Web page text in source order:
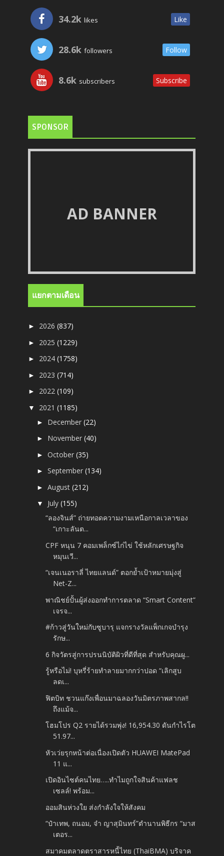
34.2k likes Like
28.6k followers Follow
8.6k subscribers Subscribe
SPONSOR
AD BANNER
แยกตามเดือน
► 2026(837)
► 2025(1229)
► 2024(1758)
► 2023(714)
► 2022(109)
▼ 2021(1185)
► December(22)
► November(40)
►October(35)
►September(134)
►August(212)
▼ July(155)
“ลองจินส์” ถ่ายทอดความงามเหนือกาลเวลาของ
“เกาะลันต...
CPF หนุน 7 คอมเพล็กซ์ไก่ไข่ ใช้หลักเศรษฐกิจ
หมุนเวี...
“เจนเนอราลี่ ไทยแลนด์” ตอกย้ำเป้าหมายมุ่งสู่
Net-Z...
พาณิชย์ปั้นผู้ส่งออกทำการตลาด “Smart Content”
เจรจ...
#ก้าวสู่วันใหม่กับซูบารุ แจกรางวัลแพ็กเกจบำรุง
รักษ...
6 กิจวัตรสู่การปรนนิบัติผิวที่ดีที่สุด สำหรับคุณผู...
รู้หรือไม่! บุหรี่ร้ายทำลายมากกว่าปอด “เลิกสูบ
ลดเ...
ฟิตบิท ชวนแก๊งเพื่อนมาฉลองวันมิตรภาพสากล!!
ถึงแม้จ...
โฮมโปร Q2 รายได้รวมพุ่ง! 16,954.30 ดันกำไรโต
51.97...
หัวเว่ยรุกหน้าต่อเนื่องเปิดตัว HUAWEI MatePad
11 แ...
เปิดอินไซต์คนไทย…..ทำไมถูกใจสินค้าแฟลช
เซลล์! พร้อม...
ออมสินห่วงใย ส่งกำลังใจให้สังคม
“ป๋าเทพ, ถนอม, จ๋า ญาสุมินทร์”ตำนานพิธีกร “มาส
เตอร...
สมาคมตลาดตราสารหนี้ไทย (ThaiBMA) บริจาค